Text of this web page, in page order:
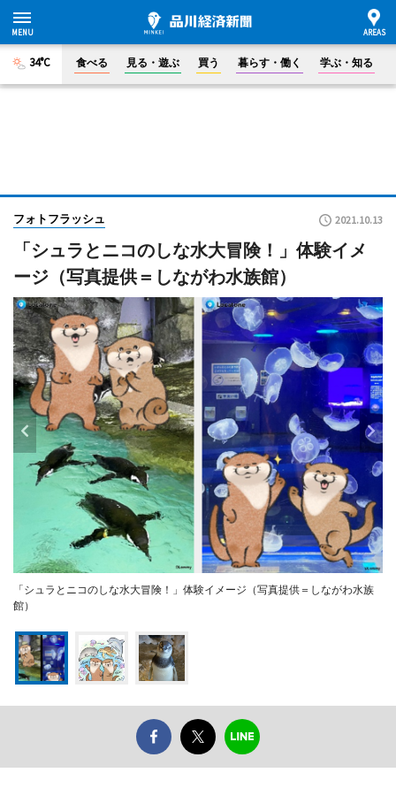
34°C 食べる 見る・遊ぶ 買う 暮らす・働く 学ぶ・知る
フォトフラッシュ 2021.10.13
「シュラとニコのしな水大冒険！」体験イメ
ージ（写真提供＝しながわ水族館）
「シュラとニコのしな水大冒険！」体験イメージ（写真提供＝しながわ水族
館）